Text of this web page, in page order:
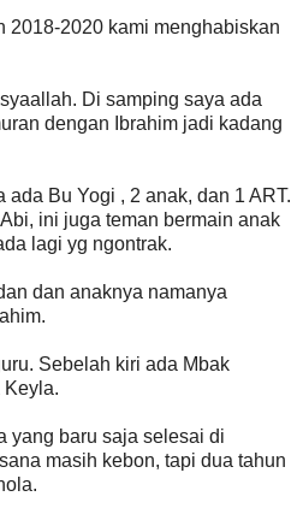
2018-2020 kami menghabiskan
Di samping saya ada
dengan Ibrahim jadi kadang
Bu Yogi , 2 anak, dan 1 ART.
ini juga teman bermain anak
lagi yg ngontrak.
dan anaknya namanya
Sebelah kiri ada Mbak
Keyla.
yang baru saja selesai di
masih kebon, tapi dua tahun